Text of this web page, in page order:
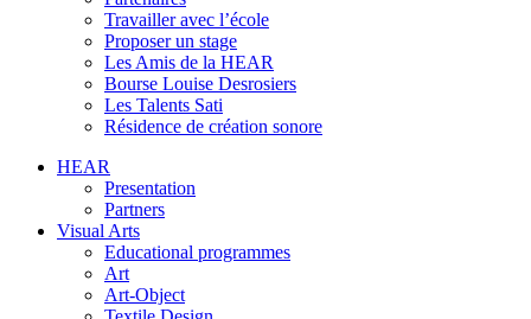
Travailler avec l’école
Proposer un stage
Les Amis de la HEAR
Bourse Louise Desrosiers
Les Talents Sati
Résidence de création sonore
HEAR
Presentation
Partners
Visual Arts
Educational programmes
Art
Art-Object